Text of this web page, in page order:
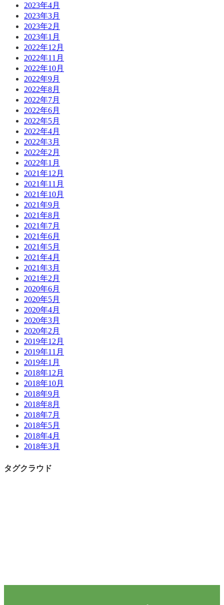
2023年4月
2023年3月
2023年2月
2023年1月
2022年12月
2022年11月
2022年10月
2022年9月
2022年8月
2022年7月
2022年6月
2022年5月
2022年4月
2022年3月
2022年2月
2022年1月
2021年12月
2021年11月
2021年10月
2021年9月
2021年8月
2021年7月
2021年6月
2021年5月
2021年4月
2021年3月
2021年2月
2020年6月
2020年5月
2020年4月
2020年3月
2020年2月
2019年12月
2019年11月
2019年1月
2018年12月
2018年10月
2018年9月
2018年8月
2018年7月
2018年5月
2018年4月
2018年3月
タグクラウド